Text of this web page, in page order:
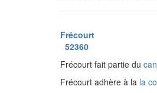
Frécourt
52360
Frécourt fait partie du
Frécourt adhère à la la